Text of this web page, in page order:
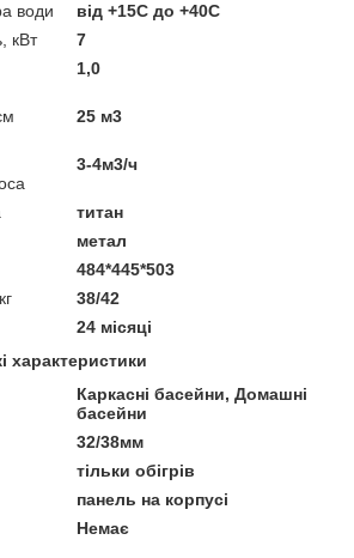
води
від +15С до +40С
кВт
7
1,0
25 м3
3-4м3/ч
титан
метал
484*445*503
38/42
24 місяці
характеристики
Каркасні басейни, Домашні
басейни
32/38мм
тільки обігрів
панель на корпусі
Немає